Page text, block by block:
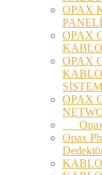
OPAX
PANELİ
OPAX
OPAX
OPAX
Opax
Opax